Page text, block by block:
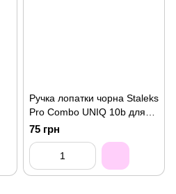
Ручка лопатки чорна Staleks
Pro Combo UNIQ 10b для
змінних робочих частин
75 грн